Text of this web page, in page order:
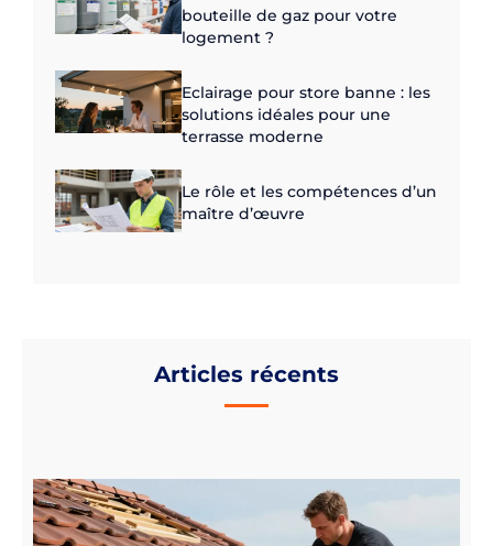
bouteille de gaz pour votre
logement ?
Eclairage pour store banne : les
solutions idéales pour une
terrasse moderne
Le rôle et les compétences d’un
maître d’œuvre
Articles récents